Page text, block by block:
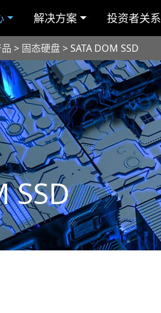
解决方案 投资者关系
> 固态硬盘> SATA DOM SSD
SSD